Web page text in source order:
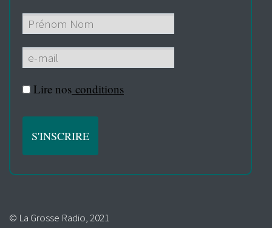
Lire nos conditions
© La Grosse Radio, 2021